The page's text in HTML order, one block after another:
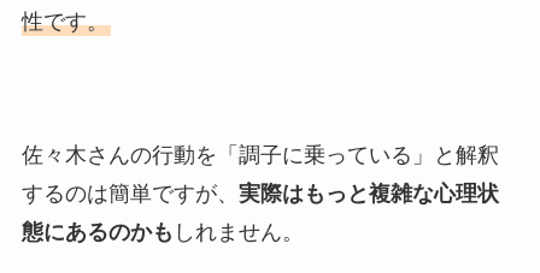
性です。
佐々木さんの行動を「調子に乗っている」と解釈
するのは簡単ですが、 実際はもっと複雑な心理状
態にあるのかも しれません。